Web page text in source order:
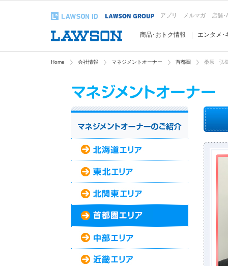
アプリ メルマガ 店舗･
商品･おトク情報 エンタメ･
Home 会社情報 マネジメントオーナー 首都圏 桑原 弘